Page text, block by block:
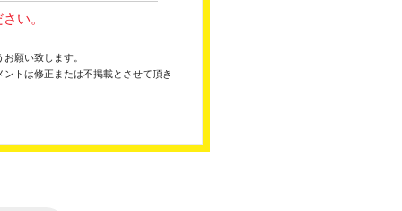
い。
願い致します。
トは修正または不掲載とさせて頂き